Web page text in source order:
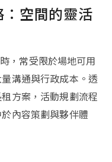
空間的靈活
，常受限於場地可用
溝通與行政成本。透
方案，活動規劃流程
內容策劃與夥伴體